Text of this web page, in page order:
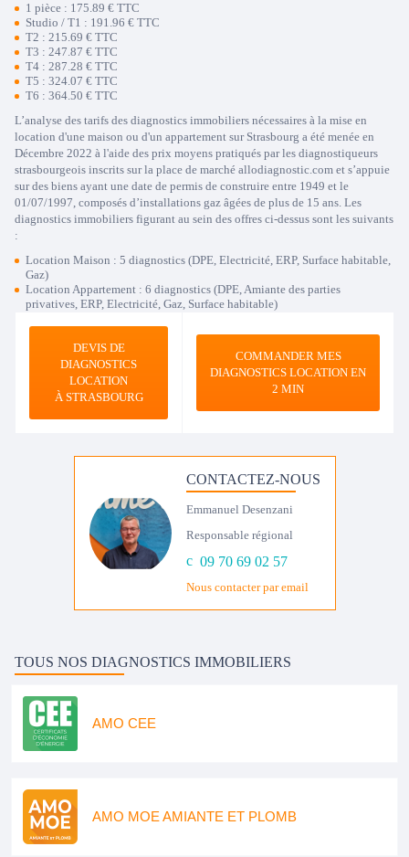
1 pièce : 175.89 € TTC
Studio / T1 : 191.96 € TTC
T2 : 215.69 € TTC
T3 : 247.87 € TTC
T4 : 287.28 € TTC
T5 : 324.07 € TTC
T6 : 364.50 € TTC
L’analyse des tarifs des diagnostics immobiliers nécessaires à la mise en
location d'une maison ou d'un appartement sur Strasbourg a été menée en
Décembre 2022 à l'aide des prix moyens pratiqués par les diagnostiqueurs
strasbourgeois inscrits sur la place de marché allodiagnostic.com et s’appuie
sur des biens ayant une date de permis de construire entre 1949 et le
01/07/1997, composés d’installations gaz âgées de plus de 15 ans. Les
diagnostics immobiliers figurant au sein des offres ci-dessus sont les suivants
:
Location Maison : 5 diagnostics (DPE, Electricité, ERP, Surface habitable,
Gaz)
Location Appartement : 6 diagnostics (DPE, Amiante des parties
privatives, ERP, Electricité, Gaz, Surface habitable)
DEVIS DE
DIAGNOSTICS
LOCATION
À STRASBOURG
COMMANDER MES
DIAGNOSTICS LOCATION EN
2 MIN
CONTACTEZ-NOUS
Emmanuel Desenzani
Responsable régional
09 70 69 02 57
Nous contacter par email
TOUS NOS DIAGNOSTICS IMMOBILIERS
AMO CEE
AMO MOE AMIANTE ET PLOMB